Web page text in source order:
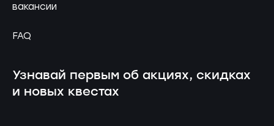
вакансии
FAQ
Узнавай первым об акциях, скидках
и новых квестах